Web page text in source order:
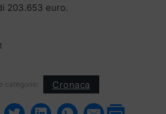
203.653 euro.
categorie: Cronaca